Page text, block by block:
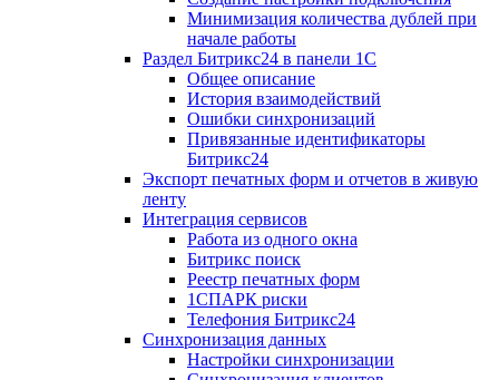
Минимизация количества дублей при
начале работы
Раздел Битрикс24 в панели 1С
Общее описание
История взаимодействий
Ошибки синхронизаций
Привязанные идентификаторы
Битрикс24
Экспорт печатных форм и отчетов в живую
ленту
Интеграция сервисов
Работа из одного окна
Битрикс поиск
Реестр печатных форм
1СПАРК риски
Телефония Битрикс24
Синхронизация данных
Настройки синхронизации